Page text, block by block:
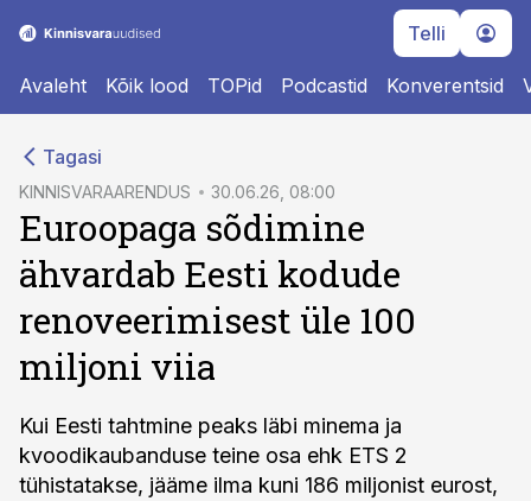
Telli
Avaleht Kõik lood TOPid Podcastid Konverentsid
Tagasi
KINNISVARAARENDUS 30.06.26, 08:00
Euroopaga sõdimine
ähvardab Eesti kodude
renoveerimisest üle 100
miljoni viia
Kui Eesti tahtmine peaks läbi minema ja
kvoodikaubanduse teine osa ehk ETS 2
tühistatakse, jääme ilma kuni 186 miljonist eurost,